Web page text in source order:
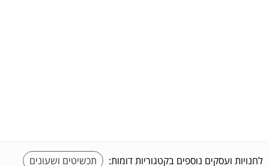
לחנויות ועסקים נוספים בקטגוריות דומות:
תכשיטים ושעונים